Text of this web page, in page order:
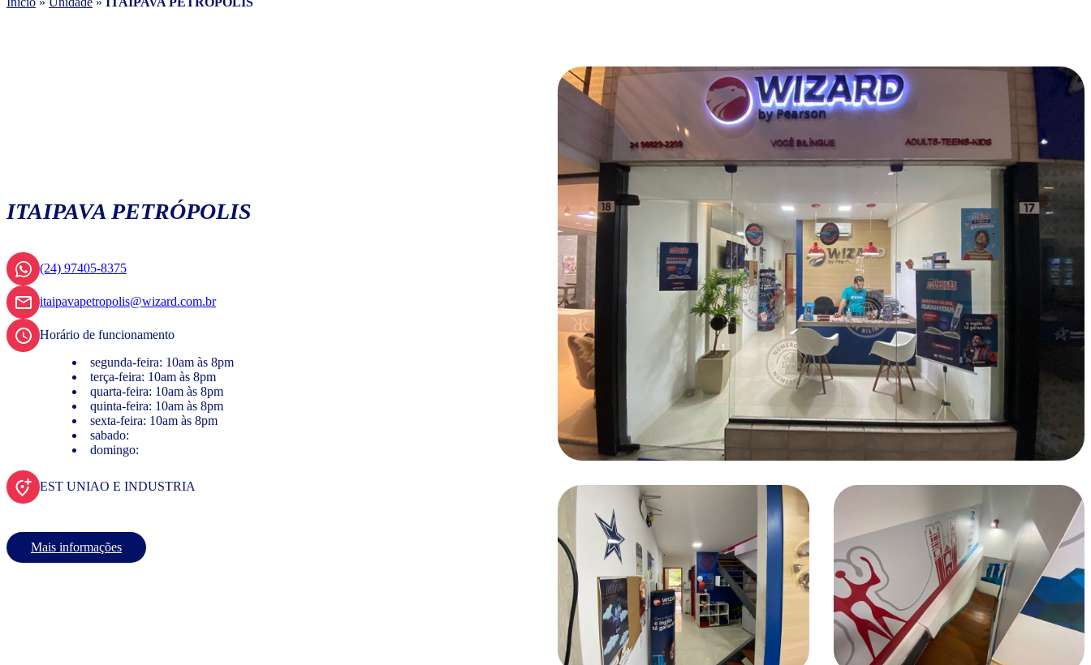
ITAIPAVA PETRÓPOLIS
(24) 97405-8375
itaipavapetropolis@wizard.com.br
Horário de funcionamento
segunda-feira: 10am às 8pm
terça-feira: 10am às 8pm
quarta-feira: 10am às 8pm
quinta-feira: 10am às 8pm
sexta-feira: 10am às 8pm
sabado:
domingo:
EST UNIAO E INDUSTRIA
Mais informações